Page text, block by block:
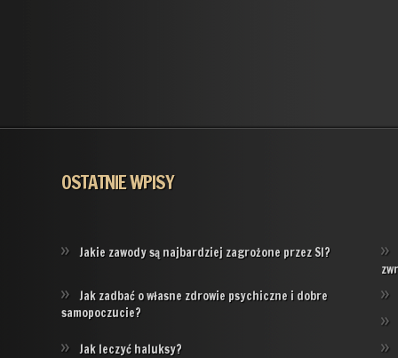
OSTATNIE WPISY
Jakie zawody są najbardziej zagrożone przez SI?
Jak zadbać o własne zdrowie psychiczne i dobre
samopoczucie?
Jak leczyć haluksy?